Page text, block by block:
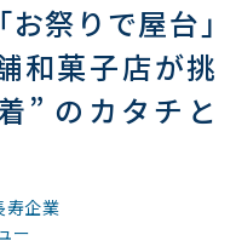
お祭りで屋台」
菓子店が挑
” のカタチと
寿企業
ー